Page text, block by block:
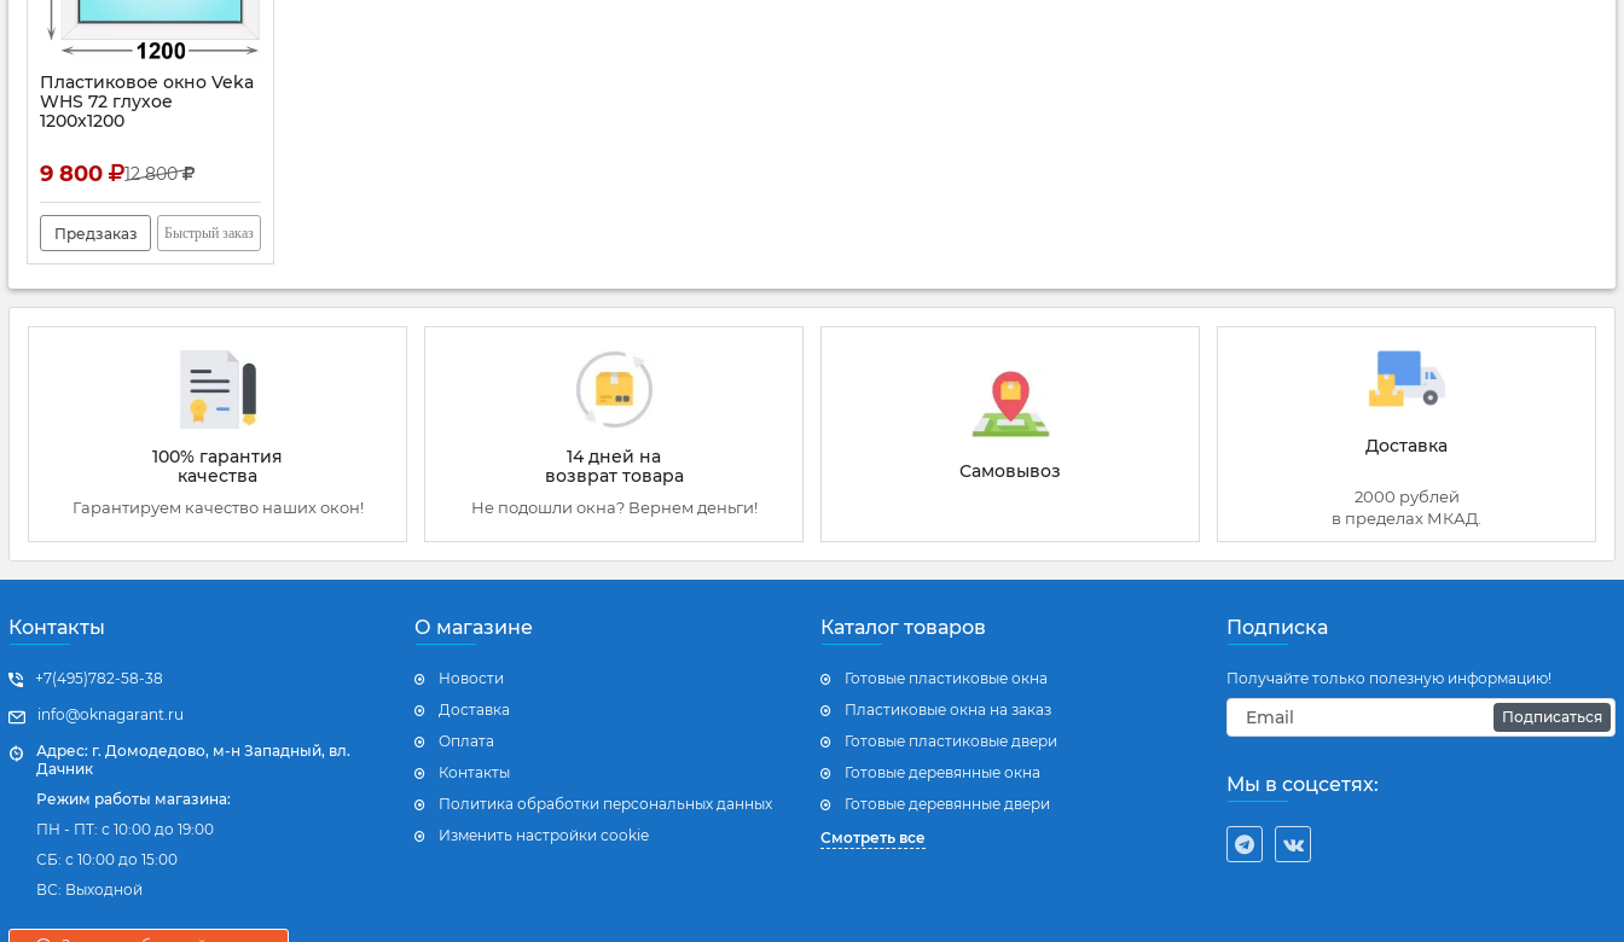
Пластиковое окно Veka
WHS 72 глухое
1200x1200
9 800 12 800
Предзаказ Быстрый заказ
100% гарантия
качества
Гарантируем качество наших окон!
14 дней на
возврат товара
Не подошли окна? Вернем деньги!
Самовывоз
Доставка
2000 рублей
в пределах МКАД.
Контакты
+7(495)782-58-38
info@oknagarant.ru
Адрес: г. Домодедово, м-н Западный, вл.
Дачник
Режим работы магазина:
ПН - ПТ: с 10:00 до 19:00
СБ: с 10:00 до 15:00
ВС: Выходной
О магазине
Новости
Доставка
Оплата
Контакты
Политика обработки персональных данных
Изменить настройки cookie
Каталог товаров
Готовые пластиковые окна
Пластиковые окна на заказ
Готовые пластиковые двери
Готовые деревянные окна
Готовые деревянные двери
Смотреть все
Подписка
Получайте только полезную информацию!
Подписаться
Мы в соцсетях: